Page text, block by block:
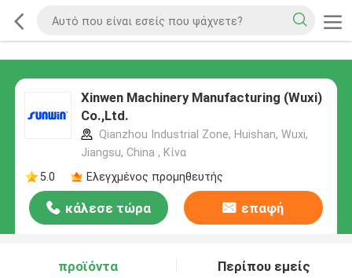
Xinwen Machinery Manufacturing (Wuxi)
Co.,Ltd.
Qianzhou Industrial Zone, Huishan, Wuxi,
Jiangsu, China , Κίνα
5.0
Ελεγχμένος προμηθευτής
κάλεσε τώρα επαφή
προϊόντα Περίπου εμείς